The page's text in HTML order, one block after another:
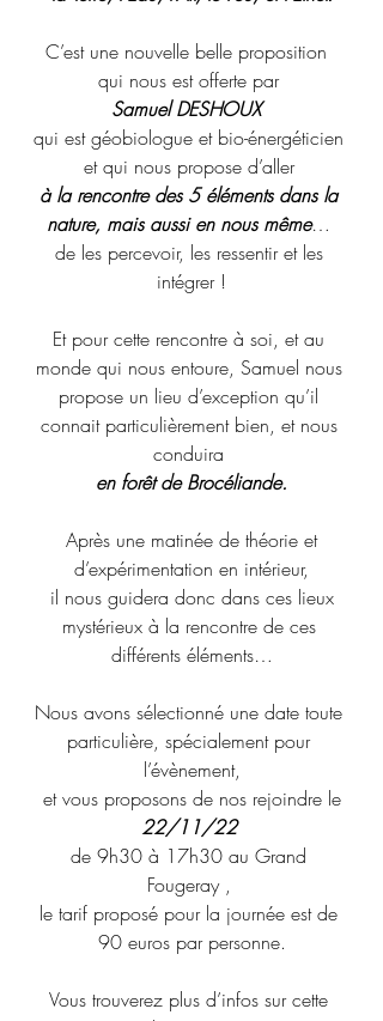
C’est une nouvelle belle proposition
qui nous est offerte par
Samuel DESHOUX
qui est géobiologue et bio-énergéticien
et qui nous propose d’aller
à la rencontre des 5 éléments dans la
nature, mais aussi en nous même…
de les percevoir, les ressentir et les
intégrer !
Et pour cette rencontre à soi, et au
monde qui nous entoure, Samuel nous
propose un lieu d’exception qu’il
connait particulièrement bien, et nous
conduira
en forêt de Brocéliande.
d’expérimentation en intérieur,
mystérieux à la rencontre de ces
différents éléments…
Nous avons sélectionné une date toute
particulière, spécialement pour
l’évènement,
et vous proposons de nos rejoindre le
22/11/22
de 9h30 à 17h30 au Grand
Fougeray ,
le tarif proposé pour la journée est de
90 euros par personne.
Vous trouverez plus d’infos sur cette